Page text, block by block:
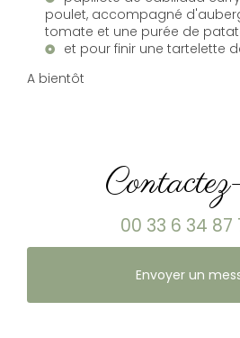
poulet, accompagné
tomate et une purée de
et pour finir une tartelette
A bientôt
00 33 6 34 87
Envoyer un